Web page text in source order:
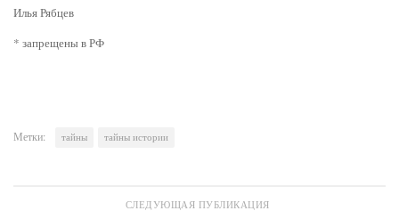
Илья Рябцев
* запрещены в РФ
Метки: тайны тайны истории
СЛЕДУЮЩАЯ ПУБЛИКАЦИЯ